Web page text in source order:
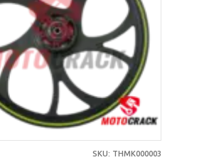
AÑADIR AL CARRITO
SKU: THMK000003